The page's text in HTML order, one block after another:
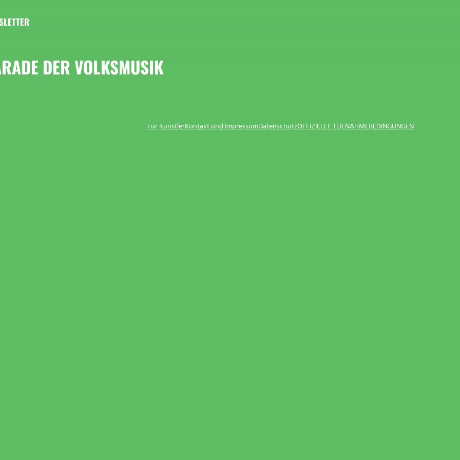
DER VOLKSMUSIK
Für KünstlerKontakt und ImpressumDatenschutzOFFIZIELLE TEILNAHMEBEDINGUNGEN